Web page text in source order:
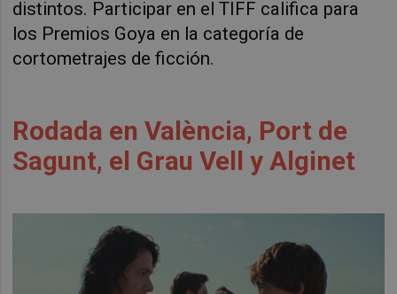
distintos. Participar en el TIFF califica para
los Premios Goya en la categoría de
cortometrajes de ficción.
Rodada en València, Port de
Sagunt, el Grau Vell y Alginet